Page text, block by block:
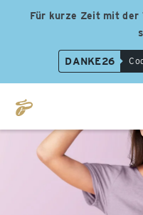
Für kurze Zeit mit der
DANKE26